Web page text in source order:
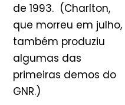
de 1993. (Charlton,
que morreu em julho,
também produziu
algumas das
primeiras demos do
GNR.)